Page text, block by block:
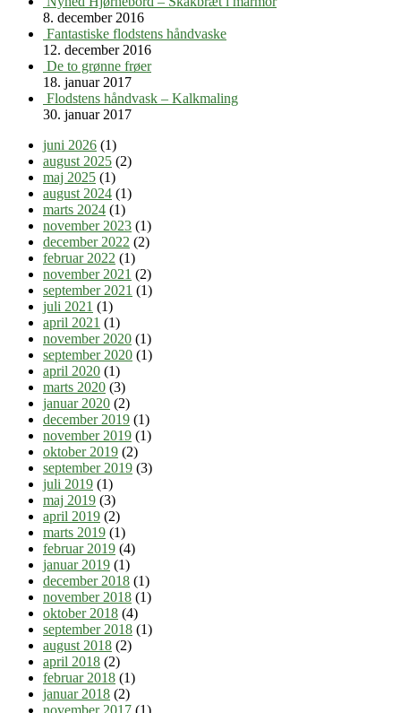
8. december 2016
Fantastiske flodstens håndvaske
12. december 2016
De to grønne frøer
18. januar 2017
Flodstens håndvask – Kalkmaling
30. januar 2017
juni 2026 (1)
august 2025 (2)
maj 2025 (1)
august 2024 (1)
marts 2024 (1)
november 2023 (1)
december 2022 (2)
februar 2022 (1)
november 2021 (2)
september 2021 (1)
juli 2021 (1)
april 2021 (1)
november 2020 (1)
september 2020 (1)
april 2020 (1)
marts 2020 (3)
januar 2020 (2)
december 2019 (1)
november 2019 (1)
oktober 2019 (2)
september 2019 (3)
juli 2019 (1)
maj 2019 (3)
april 2019 (2)
marts 2019 (1)
februar 2019 (4)
januar 2019 (1)
december 2018 (1)
november 2018 (1)
oktober 2018 (4)
september 2018 (1)
august 2018 (2)
april 2018 (2)
februar 2018 (1)
januar 2018 (2)
november 2017 (1)